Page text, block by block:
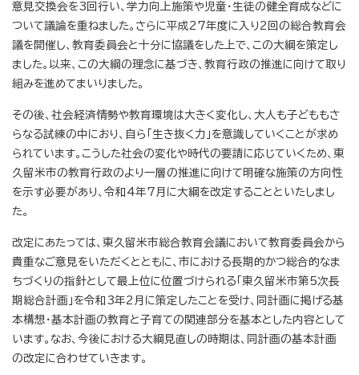
意見交換会を3回行い、学力向上施策や児童・生徒の健全育成などに
ついて議論を重ねました。さらに平成27年度に入り2回の総合教育会
議を開催し、教育委員会と十分に協議をした上で、この大綱を策定し
ました。以来、この大綱の理念に基づき、教育行政の推進に向けて取り
組みを進めてまいりました。
その後、社会経済情勢や教育環境は大きく変化し、大人も子どももさ
らなる試練の中におり、自ら「生き抜く力」を意識していくことが求め
られています。こうした社会の変化や時代の要請に応じていくため、東
久留米市の教育行政のより一層の推進に向けて明確な施策の方向性
を示す必要があり、令和4年7月に大綱を改定することといたしまし
た。
改定にあたっては、東久留米市総合教育会議において教育委員会から
貴重なご意見をいただくとともに、市における長期的かつ総合的なま
ちづくりの指針として最上位に位置づけられる「東久留米市第5次長
期総合計画」を令和3年2月に策定したことを受け、同計画に掲げる基
本構想・基本計画の教育と子育ての関連部分を基本とした内容として
います。なお、今後における大綱見直しの時期は、同計画の基本計画
の改定に合わせていきます。